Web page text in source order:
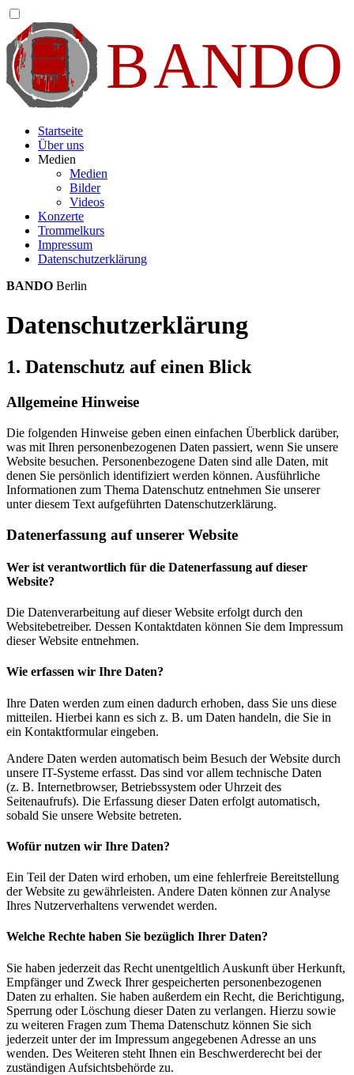
Startseite
Über uns
Medien
Medien
Bilder
Videos
Konzerte
Trommelkurs
Impressum
Datenschutzerklärung
BANDO Berlin
Datenschutzerklärung
1. Datenschutz auf einen Blick
Allgemeine Hinweise
Die folgenden Hinweise geben einen einfachen Überblick darüber,
was mit Ihren personenbezogenen Daten passiert, wenn Sie unsere
Website besuchen. Personenbezogene Daten sind alle Daten, mit
denen Sie persönlich identifiziert werden können. Ausführliche
Informationen zum Thema Datenschutz entnehmen Sie unserer
unter diesem Text aufgeführten Datenschutzerklärung.
Datenerfassung auf unserer Website
Wer ist verantwortlich für die Datenerfassung auf dieser
Website?
Die Datenverarbeitung auf dieser Website erfolgt durch den
Websitebetreiber. Dessen Kontaktdaten können Sie dem Impressum
dieser Website entnehmen.
Wie erfassen wir Ihre Daten?
Ihre Daten werden zum einen dadurch erhoben, dass Sie uns diese
mitteilen. Hierbei kann es sich z. B. um Daten handeln, die Sie in
ein Kontaktformular eingeben.
Andere Daten werden automatisch beim Besuch der Website durch
unsere IT-Systeme erfasst. Das sind vor allem technische Daten
(z. B. Internetbrowser, Betriebssystem oder Uhrzeit des
Seitenaufrufs). Die Erfassung dieser Daten erfolgt automatisch,
sobald Sie unsere Website betreten.
Wofür nutzen wir Ihre Daten?
Ein Teil der Daten wird erhoben, um eine fehlerfreie Bereitstellung
der Website zu gewährleisten. Andere Daten können zur Analyse
Ihres Nutzerverhaltens verwendet werden.
Welche Rechte haben Sie bezüglich Ihrer Daten?
Sie haben jederzeit das Recht unentgeltlich Auskunft über Herkunft,
Empfänger und Zweck Ihrer gespeicherten personenbezogenen
Daten zu erhalten. Sie haben außerdem ein Recht, die Berichtigung,
Sperrung oder Löschung dieser Daten zu verlangen. Hierzu sowie
zu weiteren Fragen zum Thema Datenschutz können Sie sich
jederzeit unter der im Impressum angegebenen Adresse an uns
wenden. Des Weiteren steht Ihnen ein Beschwerderecht bei der
zuständigen Aufsichtsbehörde zu.